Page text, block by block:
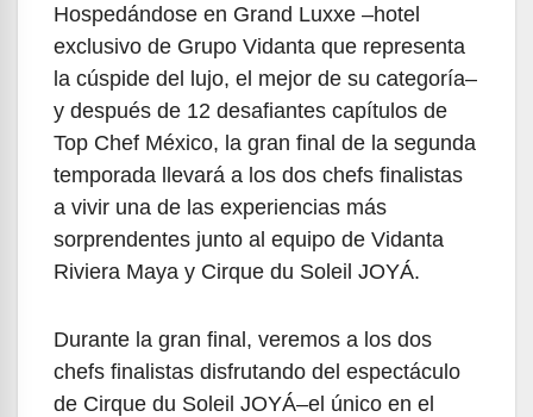
Hospedándose en Grand Luxxe –hotel
exclusivo de Grupo Vidanta que representa
la cúspide del lujo, el mejor de su categoría–
y después de 12 desafiantes capítulos de
Top Chef México, la gran final de la segunda
temporada llevará a los dos chefs finalistas
a vivir una de las experiencias más
sorprendentes junto al equipo de Vidanta
Riviera Maya y Cirque du Soleil JOYÁ.
Durante la gran final, veremos a los dos
chefs finalistas disfrutando del espectáculo
de Cirque du Soleil JOYÁ–el único en el